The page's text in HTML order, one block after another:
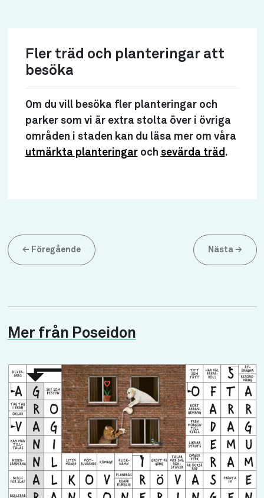
Fler träd och planteringar att
besöka
Om du vill besöka fler planteringar och
parker som vi är extra stolta över i övriga
områden i staden kan du läsa mer om våra
utmärkta planteringaroch sevärda träd .
← Föregående Nästa →
Mer från Poseidon